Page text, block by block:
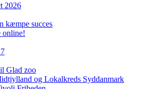
2026
kæmpe succes
online!
Glad zoo
og Lokalkreds Syddanmark